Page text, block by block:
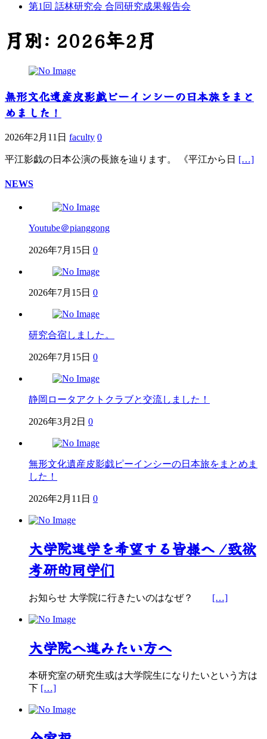
第1回 話林研究会 合同研究成果報告会
月別: 2026年2月
無形文化遺産皮影戯ピーインシーの日本旅をまと
めました！
2026年2月11日 faculty 0
平江影戯の日本公演の長旅を辿ります。 《平江から日 […]
NEWS
Youtube＠pianggong
2026年7月15日 0
2026年7月15日 0
研究合宿しました。
2026年7月15日 0
静岡ロータアクトクラブと交流しました！
2026年3月2日 0
無形文化遺産皮影戯ピーインシーの日本旅をまとめま
した！
2026年2月11日 0
大学院進学を希望する皆様へ /致欲
考研的同学们
お知らせ 大学院に行きたいのはなぜ？ […]
大学院へ進みたい方へ
本研究室の研究生或は大学院生になりたいという方は
下 […]